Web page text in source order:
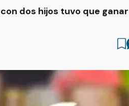
dos hijos tuvo que